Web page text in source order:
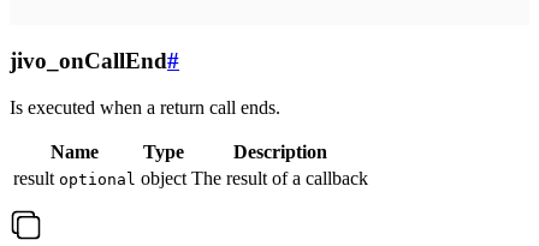
jivo_onCallEnd#
Is executed when a return call ends.
Name Type
Description
result optional object The result of a callback